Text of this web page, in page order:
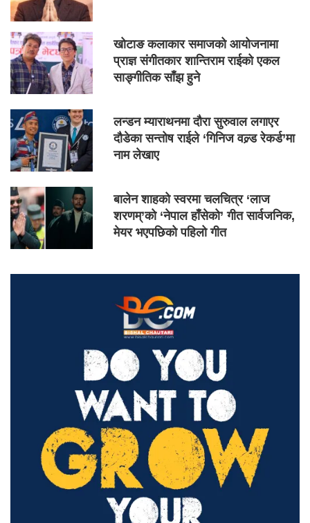
खोटाङ कलाकार समाजको आयोजनामा
प्राज्ञ संगीतकार शान्तिराम राईको एकल
साङ्गीतिक साँझ हुने
लन्डन म्याराथनमा दौरा सुरुवाल लगाएर
दौडेका सन्तोष राईले ‘गिनिज वल्र्ड रेकर्ड’मा
नाम लेखाए
बालेन शाहको स्वरमा चलचित्र ‘लाज
शरणम्’को ‘नेपाल हाँसेको’ गीत सार्वजनिक,
मेयर भएपछिको पहिलो गीत